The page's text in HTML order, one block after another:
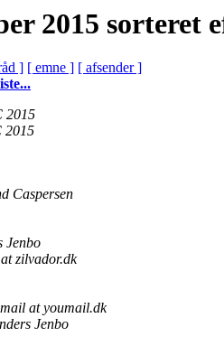
2015 sorteret
] [ emne ] [ afsender ]
2015
2015
Caspersen
Jenbo
zilvador.dk
at youmail.dk
Jenbo